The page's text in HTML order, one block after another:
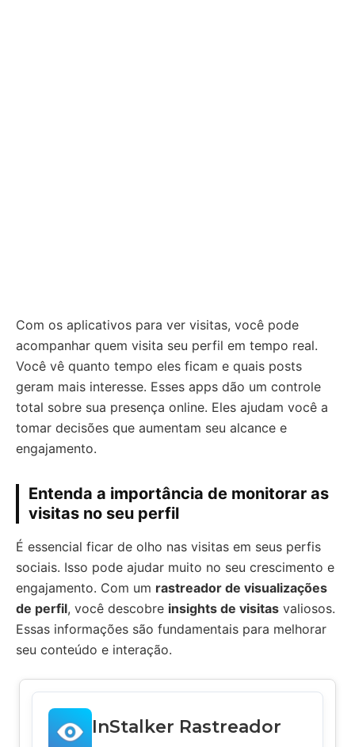
Com os aplicativos para ver visitas, você pode
acompanhar quem visita seu perfil em tempo real.
Você vê quanto tempo eles ficam e quais posts
geram mais interesse. Esses apps dão um controle
total sobre sua presença online. Eles ajudam você a
tomar decisões que aumentam seu alcance e
engajamento.
Entenda a importância de monitorar as
visitas no seu perfil
É essencial ficar de olho nas visitas em seus perfis
sociais. Isso pode ajudar muito no seu crescimento e
engajamento. Com um rastreador de visualizações
de perfil, você descobre insights de visitas valiosos.
Essas informações são fundamentais para melhorar
seu conteúdo e interação.
InStalker Rastreador